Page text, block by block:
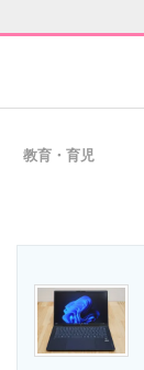
ーのコミュニティ
教育・育児